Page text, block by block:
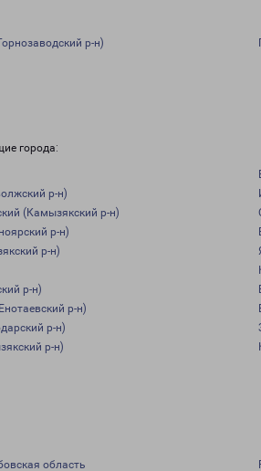
р-н)
города:
р-н)
(Камызякский р-н)
р-н)
р-н)
р-н)
р-н)
р-н)
р-н)
область